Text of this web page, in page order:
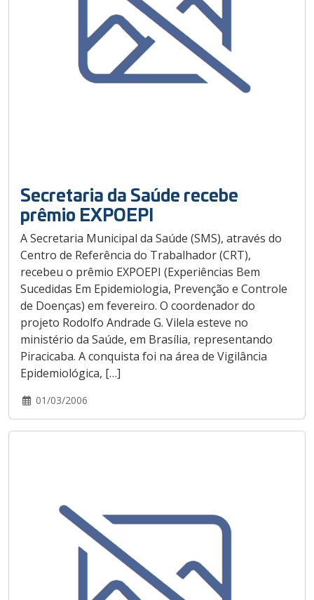
Secretaria da Saúde recebe
prêmio EXPOEPI
A Secretaria Municipal da Saúde (SMS), através do
Centro de Referência do Trabalhador (CRT),
recebeu o prêmio EXPOEPI (Experiências Bem
Sucedidas Em Epidemiologia, Prevenção e Controle
de Doenças) em fevereiro. O coordenador do
projeto Rodolfo Andrade G. Vilela esteve no
ministério da Saúde, em Brasília, representando
Piracicaba. A conquista foi na área de Vigilância
Epidemiológica, […]
01/03/2006